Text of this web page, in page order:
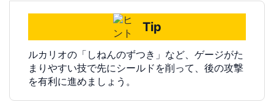
Tip
ルカリオの「しねんのずつき」など、ゲージがた
まりやすい技で先にシールドを削って、後の攻撃
を有利に進めましょう。